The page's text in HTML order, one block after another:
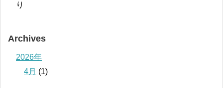
り
Archives
2026年
4月 (1)